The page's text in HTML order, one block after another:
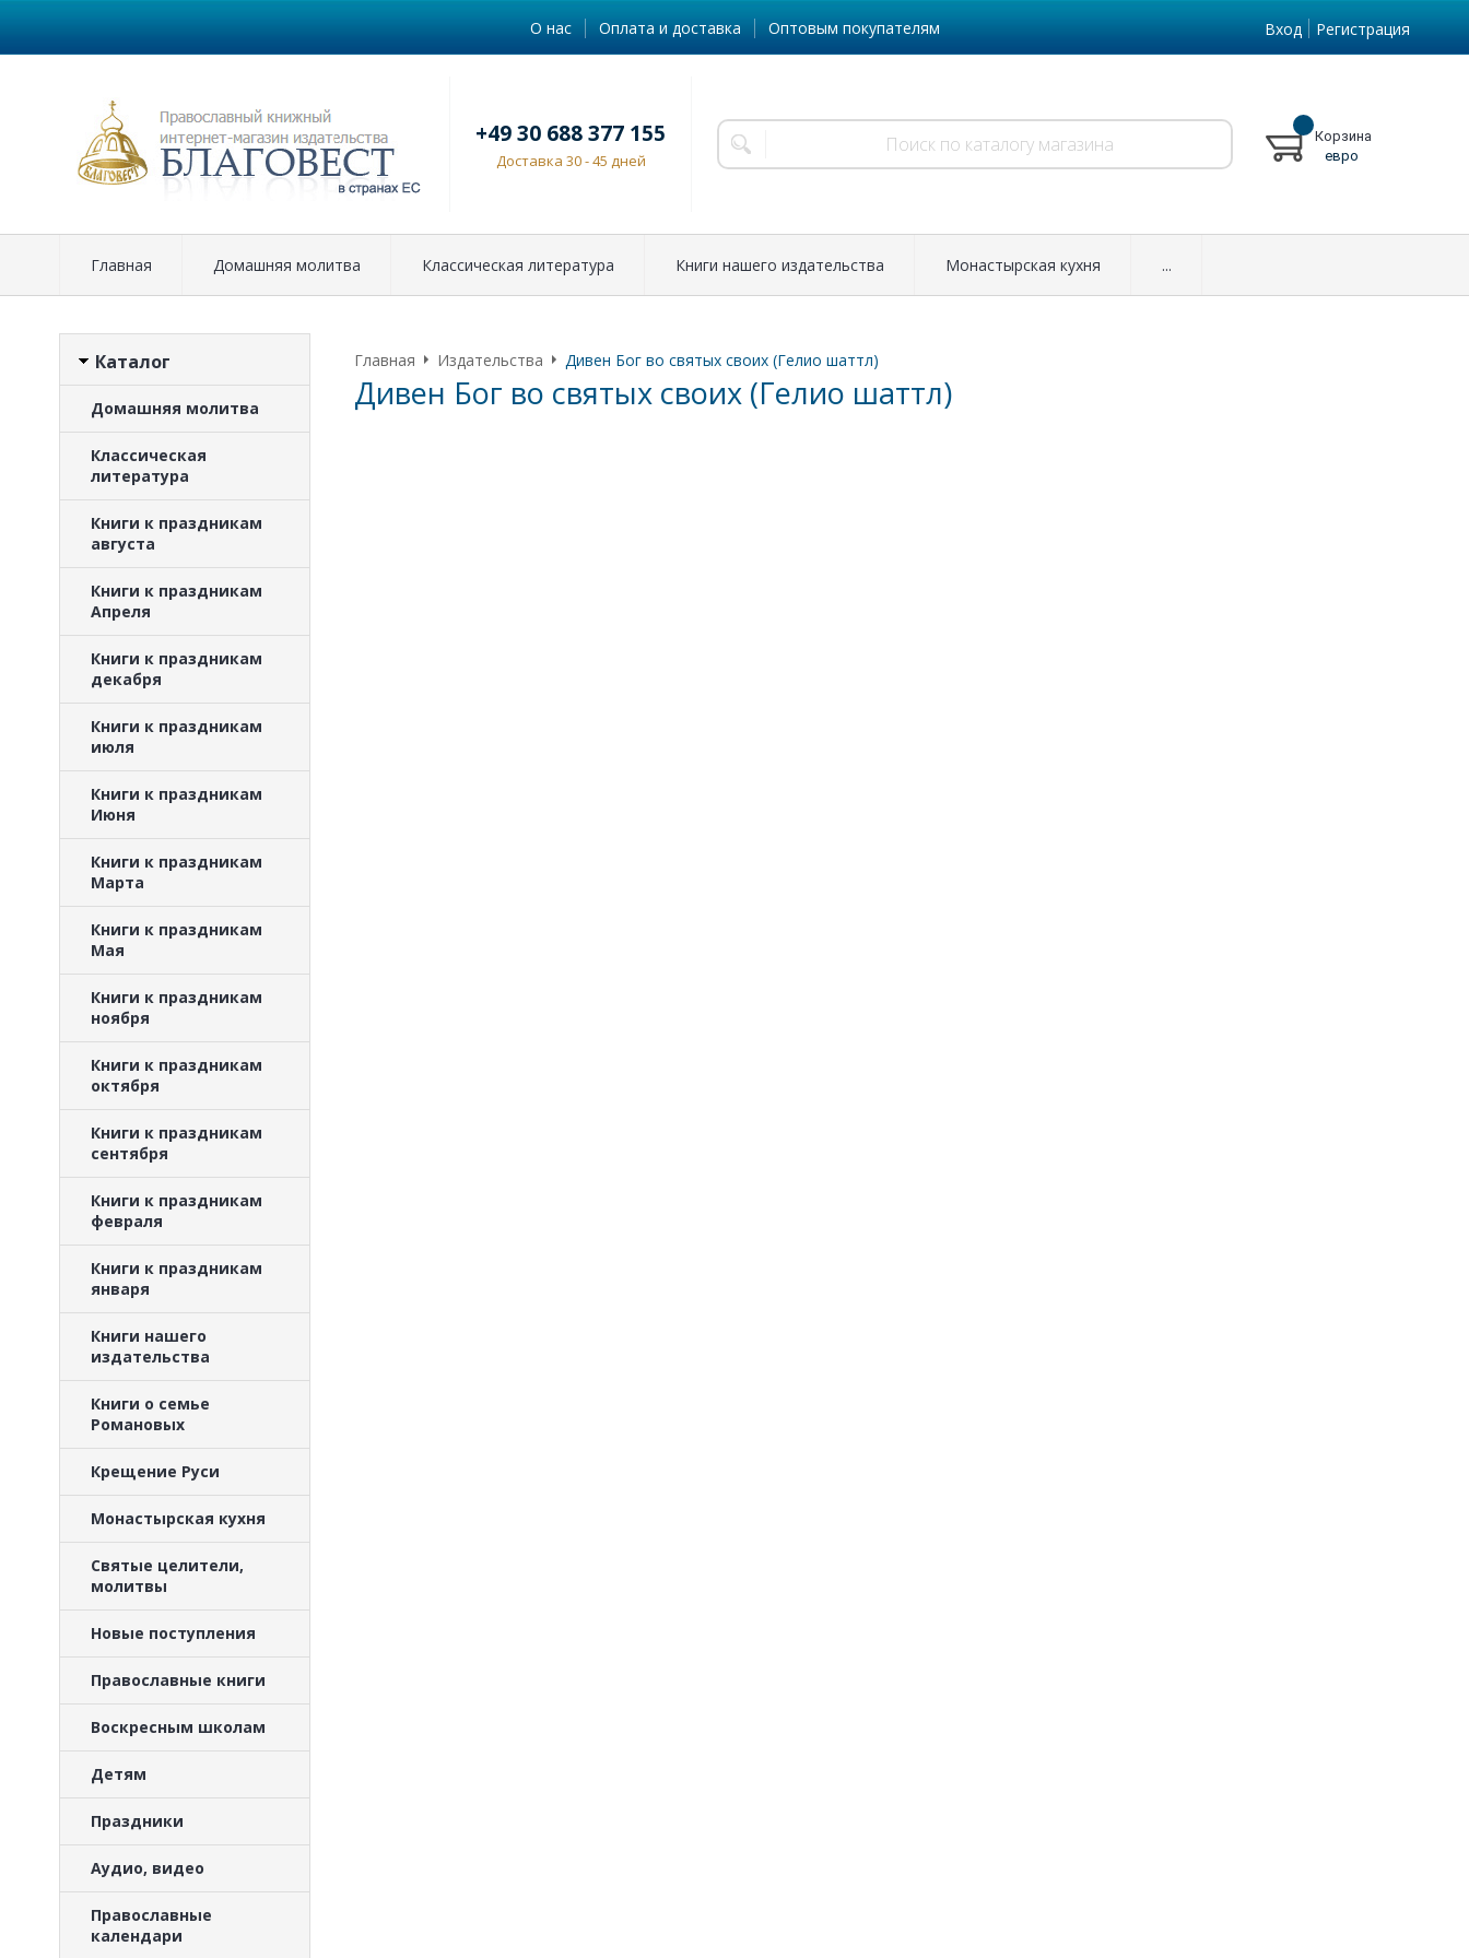
О нас Оплата и доставка Оптовым покупателям Вход Регистрация
+49 30 688 377 155
Доставка 30 - 45 дней
Корзина
евро
Главная Домашняя молитва Классическая литература Книги нашего издательства Монастырская кухня ...
Каталог
Домашняя молитва
Классическая
литература
Книги к праздникам
августа
Книги к праздникам
Апреля
Книги к праздникам
декабря
Книги к праздникам
июля
Книги к праздникам
Июня
Книги к праздникам
Марта
Книги к праздникам
Мая
Книги к праздникам
ноября
Книги к праздникам
октября
Книги к праздникам
сентября
Книги к праздникам
февраля
Книги к праздникам
января
Книги нашего
издательства
Книги о семье
Романовых
Крещение Руси
Монастырская кухня
Святые целители,
молитвы
Новые поступления
Православные книги
Воскресным школам
Детям
Праздники
Аудио, видео
Православные
календари
Главная Издательства Дивен Бог во святых своих (Гелио шаттл)
Дивен Бог во святых своих (Гелио шаттл)